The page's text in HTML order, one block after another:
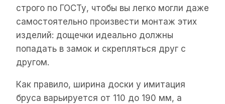
строго по ГОСТу, чтобы вы легко могли даже
самостоятельно произвести монтаж этих
изделий: дощечки идеально должны
попадать в замок и скрепляться друг с
другом.
Как правило, ширина доски у имитация
бруса варьируется от 110 до 190 мм, а